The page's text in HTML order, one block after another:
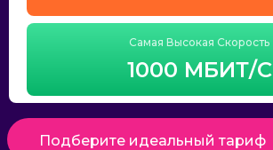
Самая Высокая Скорость
1000 МБИТ/С
Подберите идеальный тариф